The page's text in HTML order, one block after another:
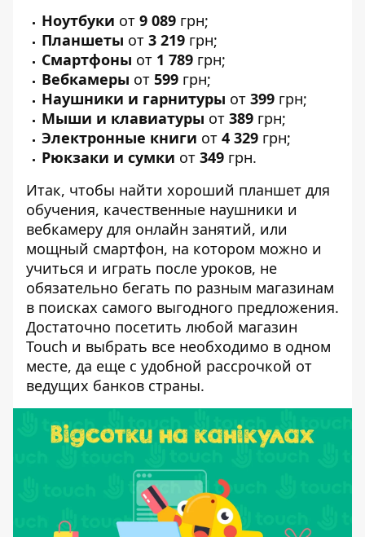
Ноутбуки от 9 089 грн;
Планшеты от 3 219 грн;
Смартфоны от 1 789 грн;
Вебкамеры от 599 грн;
Наушники и гарнитуры от 399 грн;
Мыши и клавиатуры от 389 грн;
Электронные книги от 4 329 грн;
Рюкзаки и сумки от 349 грн.
Итак, чтобы найти хороший планшет для
обучения, качественные наушники и
вебкамеру для онлайн занятий, или
мощный смартфон, на котором можно и
учиться и играть после уроков, не
обязательно бегать по разным магазинам
в поисках самого выгодного предложения.
Достаточно посетить любой магазин
Touch и выбрать все необходимо в одном
месте, да еще с удобной рассрочкой от
ведущих банков страны.